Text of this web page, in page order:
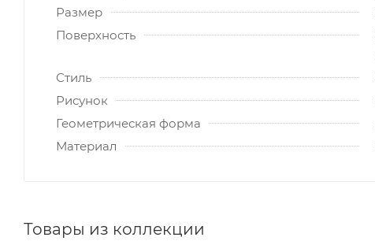
Размер
Поверхность
Стиль
Рисунок
Геометрическая форма
Материал
Товары из коллекции